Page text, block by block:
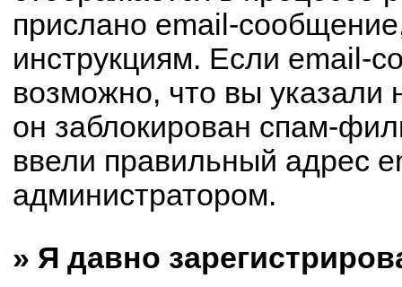
прислано email-
инструкциям. Если email-
возможно, что вы
он заблокирован спам-
ввели правильный адрес
администратором.
» Я давно